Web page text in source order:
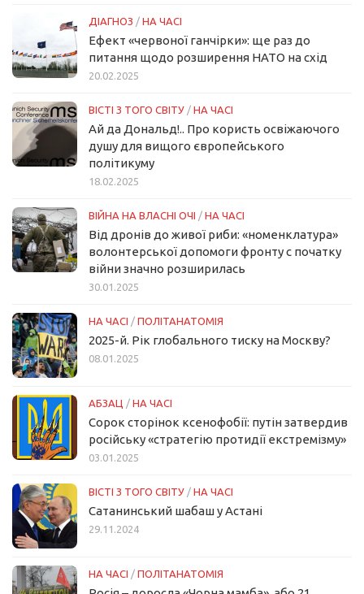
ДІАГНОЗ / НА ЧАСІ
Ефект «червоної ганчірки»: ще раз до
питання щодо розширення НАТО на схід
20.02.2025
ВІСТІ З ТОГО СВІТУ / НА ЧАСІ
Ай да Дональд!.. Про користь освіжаючого
душу для вищого європейського
політикуму
18.02.2025
ВІЙНА НА ВЛАСНІ ОЧІ / НА ЧАСІ
Від дронів до живої риби: «номенклатура»
волонтерської допомоги фронту с початку
війни значно розширилась
30.01.2025
НА ЧАСІ / ПОЛІТАНАТОМІЯ
2025-й. Рік глобального тиску на Москву?
08.01.2025
АБЗАЦ / НА ЧАСІ
Сорок сторінок ксенофобії: путін затвердив
російську «стратегію протидії екстремізму»
03.01.2025
ВІСТІ З ТОГО СВІТУ / НА ЧАСІ
Сатанинський шабаш у Астані
29.11.2024
НА ЧАСІ / ПОЛІТАНАТОМІЯ